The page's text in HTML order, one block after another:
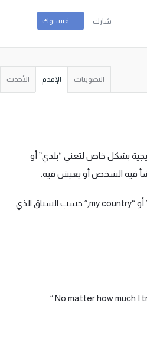
شارك فيسبوك
التصويتات الإقدم الأحدث
بشكل خاص لتعني “بلدي” أو
نشأ فيه الشخص أو يعيش فيه.
للترجمة إلى الإنجليزية، يمكن أن تُترجم “ديرتي” إلى “my hometown” أو “my country,” حسب السياق الذي